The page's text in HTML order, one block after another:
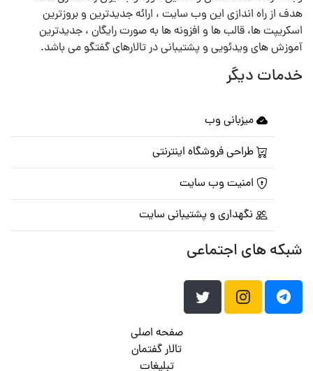
هدف از راه اندازی این وب سایت ، ارائه جدیدترین و بروزترین
اسکریپت ها، قالب ها و افزونه ها به صورت رایگان ، جدیدترین
آموزش های ویدئویی و پشتیبانی در تالارهای گفتگو می باشد.
خدمات دیگر
میزبانی وب
طراحی فروشگاه اینترنتی
امنیت وب سایت
نگهداری و پشتیبانی سایت
شبکه های اجتماعی
صفحه اصلی
تالار گفتمان
تبلیغات